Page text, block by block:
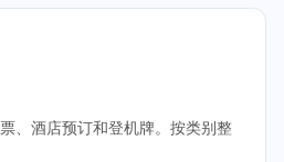
、酒店预订和登机牌。按类别整